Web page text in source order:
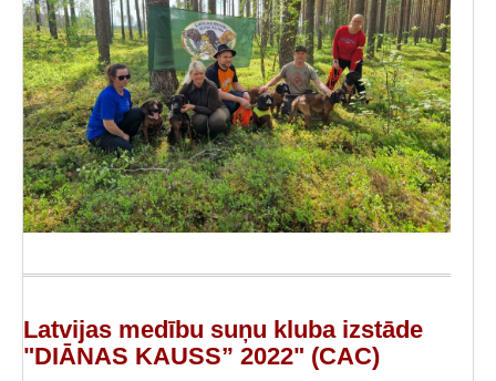
Latvijas medību suņu kluba izstāde
"DIĀNAS KAUSS” 2022" (CAC)